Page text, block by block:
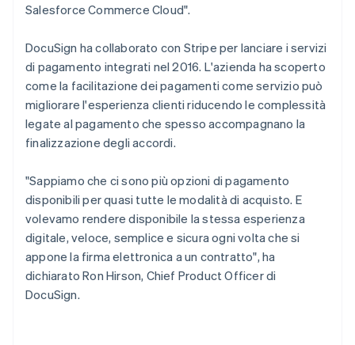
Salesforce Commerce Cloud".
DocuSign ha collaborato con Stripe per lanciare i servizi
di pagamento integrati nel 2016. L'azienda ha scoperto
come la facilitazione dei pagamenti come servizio può
migliorare l'esperienza clienti riducendo le complessità
legate al pagamento che spesso accompagnano la
finalizzazione degli accordi.
"Sappiamo che ci sono più opzioni di pagamento
disponibili per quasi tutte le modalità di acquisto. E
volevamo rendere disponibile la stessa esperienza
digitale, veloce, semplice e sicura ogni volta che si
appone la firma elettronica a un contratto", ha
dichiarato Ron Hirson, Chief Product Officer di
DocuSign.